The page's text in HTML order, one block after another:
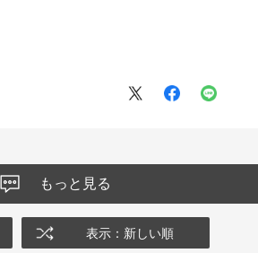
もっと見る
表示：新しい順